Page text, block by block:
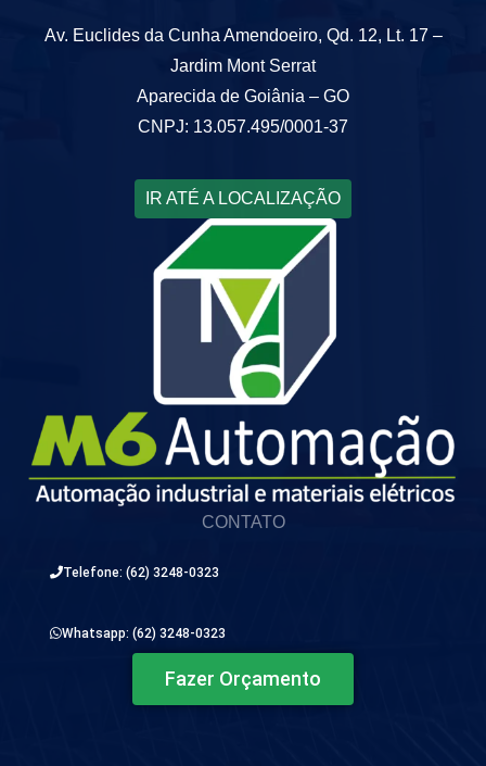
Av. Euclides da Cunha Amendoeiro, Qd. 12, Lt. 17 –
Jardim Mont Serrat
Aparecida de Goiânia – GO
CNPJ: 13.057.495/0001-37
IR ATÉ A LOCALIZAÇÃO
CONTATO
Telefone: (62) 3248-0323
Whatsapp: (62) 3248-0323
Fazer Orçamento